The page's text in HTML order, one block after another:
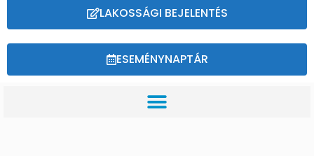
LAKOSSÁGI BEJELENTÉS
ESEMÉNYNAPTÁR